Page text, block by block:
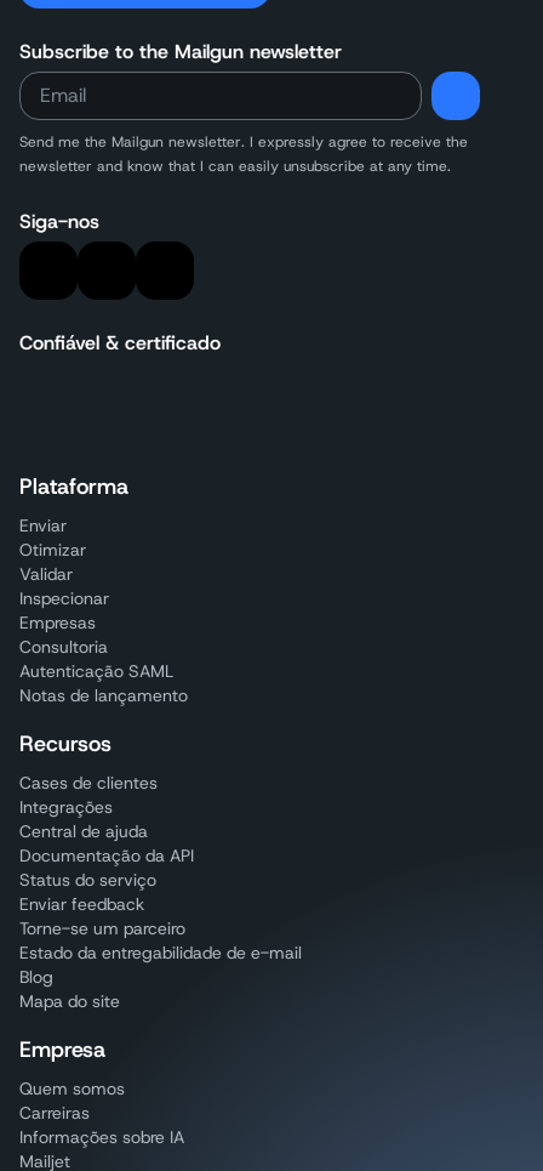
Subscribe to the Mailgun newsletter
Send me the Mailgun newsletter. I expressly agree to receive the
newsletter and know that I can easily unsubscribe at any time.
Siga-nos
Confiável & certificado
Plataforma
Enviar
Otimizar
Validar
Inspecionar
Empresas
Consultoria
Autenticação SAML
Notas de lançamento
Recursos
Cases de clientes
Integrações
Central de ajuda
Documentação da API
Status do serviço
Enviar feedback
Torne-se um parceiro
Estado da entregabilidade de e-mail
Blog
Mapa do site
Empresa
Quem somos
Carreiras
Informações sobre IA
Mailjet